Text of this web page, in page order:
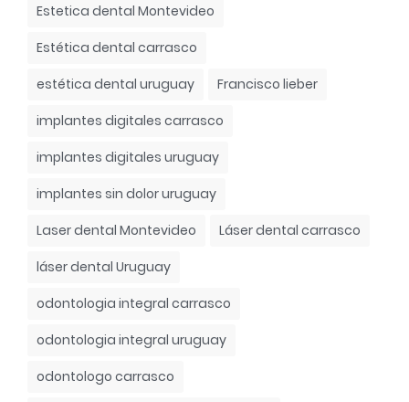
Estetica dental Montevideo
Estética dental carrasco
estética dental uruguay
Francisco lieber
implantes digitales carrasco
implantes digitales uruguay
implantes sin dolor uruguay
Laser dental Montevideo
Láser dental carrasco
láser dental Uruguay
odontologia integral carrasco
odontologia integral uruguay
odontologo carrasco